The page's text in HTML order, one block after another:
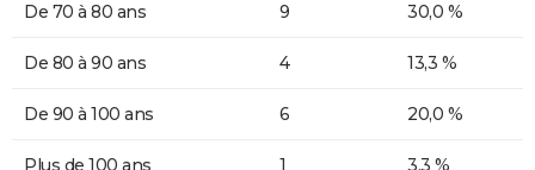
De 70 à 80 ans 9 30,0 %
De 80 à 90 ans 4 13,3 %
De 90 à 100 ans 6 20,0 %
Plus de 100 ans 1 3,3 %